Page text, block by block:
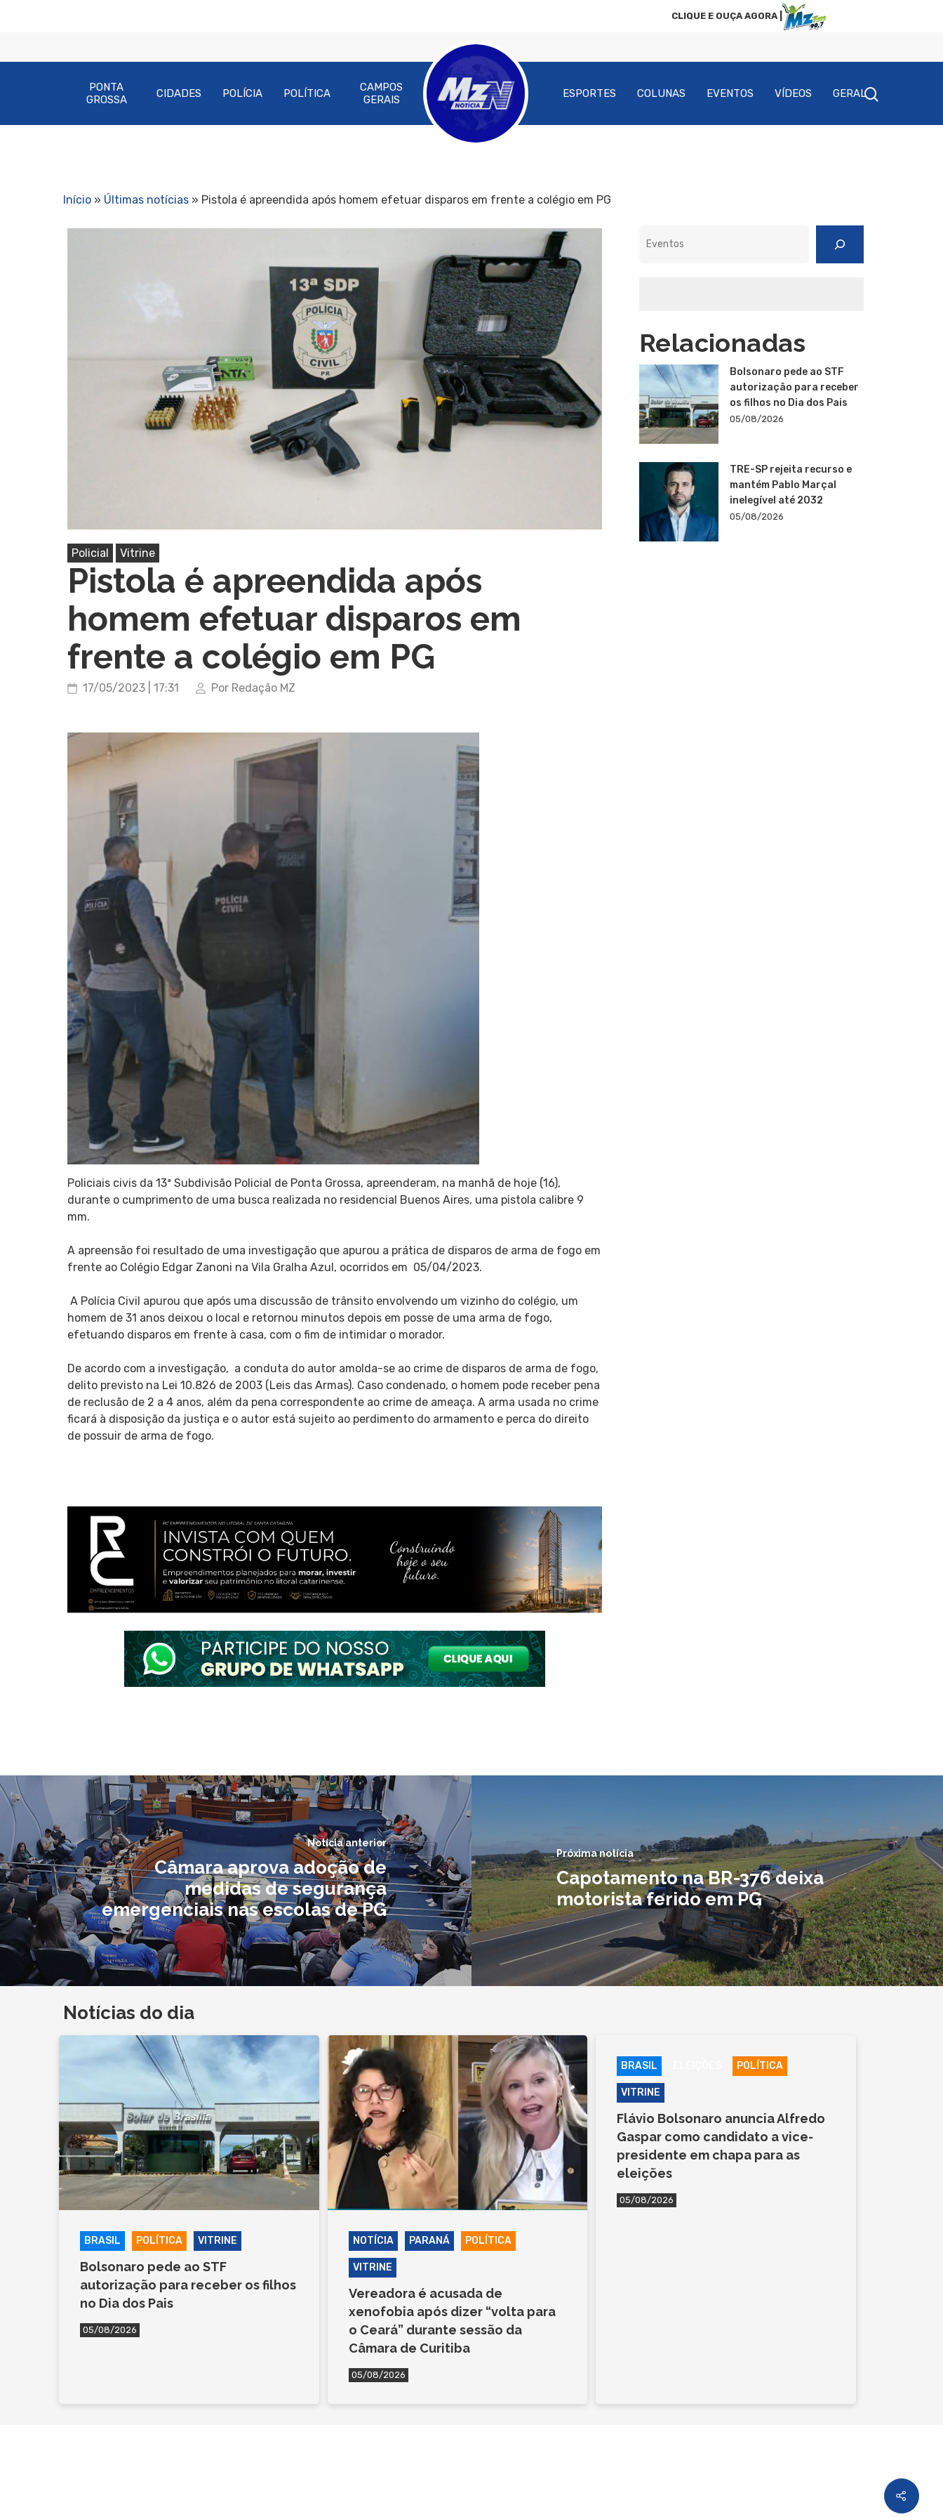
CLIQUE E OUÇA AGORA |
Pressione Enter para pesquisar ou ESC para fechar
PONTA
GROSSA
CIDADES POLÍCIA POLÍTICA
CAMPOS
GERAIS
ESPORTES COLUNAS EVENTOS VÍDEOS GERAL
Início » Últimas notícias » Pistola é apreendida após homem efetuar disparos em frente a colégio em PG
Policial Vitrine
Pistola é apreendida após
homem efetuar disparos em
frente a colégio em PG
17/05/2023 | 17:31 Por Redação MZ
Policiais civis da 13ª Subdivisão Policial de Ponta Grossa, apreenderam, na manhã de hoje (16),
durante o cumprimento de uma busca realizada no residencial Buenos Aires, uma pistola calibre 9
mm.
A apreensão foi resultado de uma investigação que apurou a prática de disparos de arma de fogo em
frente ao Colégio Edgar Zanoni na Vila Gralha Azul, ocorridos em 05/04/2023.
A Polícia Civil apurou que após uma discussão de trânsito envolvendo um vizinho do colégio, um
homem de 31 anos deixou o local e retornou minutos depois em posse de uma arma de fogo,
efetuando disparos em frente à casa, com o fim de intimidar o morador.
De acordo com a investigação, a conduta do autor amolda-se ao crime de disparos de arma de fogo,
delito previsto na Lei 10.826 de 2003 (Leis das Armas). Caso condenado, o homem pode receber pena
de reclusão de 2 a 4 anos, além da pena correspondente ao crime de ameaça. A arma usada no crime
ficará à disposição da justiça e o autor está sujeito ao perdimento do armamento e perca do direito
de possuir de arma de fogo.
Relacionadas
Bolsonaro pede ao STF
autorização para receber
os filhos no Dia dos Pais
05/08/2026
TRE-SP rejeita recurso e
mantém Pablo Marçal
inelegível até 2032
05/08/2026
Notícia anterior
Câmara aprova adoção de
medidas de segurança
emergenciais nas escolas de PG
Próxima notícia
Capotamento na BR-376 deixa
motorista ferido em PG
Notícias do dia
BRASIL POLÍTICA VITRINE
Bolsonaro pede ao STF
autorização para receber os filhos
no Dia dos Pais
05/08/2026
NOTÍCIA PARANÁ POLÍTICA
VITRINE
Vereadora é acusada de
xenofobia após dizer “volta para
o Ceará” durante sessão da
Câmara de Curitiba
05/08/2026
BRASIL POLÍTICA
VITRINE
Flávio Bolsonaro anuncia Alfredo
Gaspar como candidato a vice-
presidente em chapa para as
eleições
05/08/2026